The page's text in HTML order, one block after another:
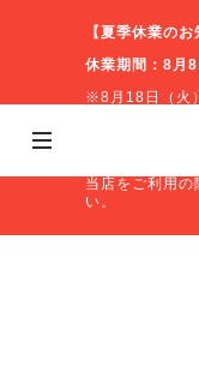
【夏季休業のお
休業期間：8月
※8月18日（火
休業期間中の
につきまして
当店をご利用の
い。